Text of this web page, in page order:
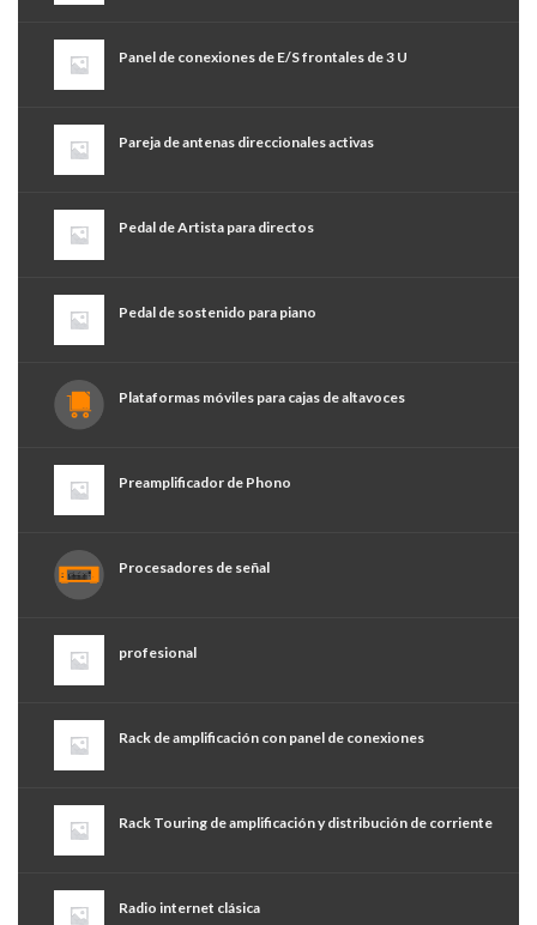
Panel de conexiones de E/S frontales de 3 U
Pareja de antenas direccionales activas
Pedal de Artista para directos
Pedal de sostenido para piano
Plataformas móviles para cajas de altavoces
Preamplificador de Phono
Procesadores de señal
profesional
Rack de amplificación con panel de conexiones
Rack Touring de amplificación y distribución de corriente
Radio internet clásica